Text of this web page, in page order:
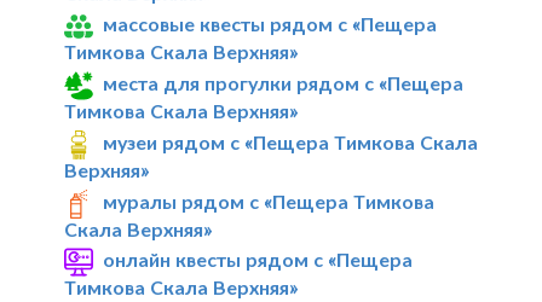
массовые квесты рядом с «Пещера
Тимкова Скала Верхняя»
места для прогулки рядом с «Пещера
Тимкова Скала Верхняя»
музеи рядом с «Пещера Тимкова Скала
Верхняя»
муралы рядом с «Пещера Тимкова
Скала Верхняя»
онлайн квесты рядом с «Пещера
Тимкова Скала Верхняя»